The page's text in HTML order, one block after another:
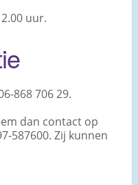
uur.
868 706 29.
dan contact op
587600. Zij kunnen